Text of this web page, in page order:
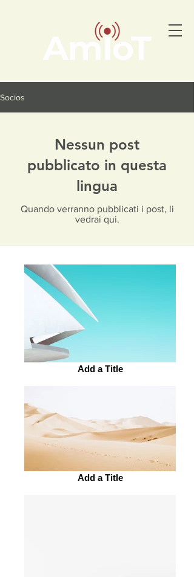
Socios
Nessun post
pubblicato in questa
lingua
Quando verranno pubblicati i post, li
vedrai qui.
Add a Title
Add a Title